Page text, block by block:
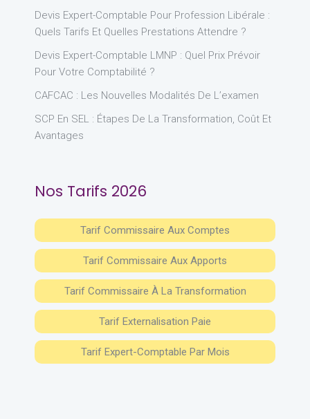
Devis Expert-Comptable Pour Profession Libérale :
Quels Tarifs Et Quelles Prestations Attendre ?
Devis Expert-Comptable LMNP : Quel Prix Prévoir
Pour Votre Comptabilité ?
CAFCAC : Les Nouvelles Modalités De L’examen
SCP En SEL : Étapes De La Transformation, Coût Et
Avantages
Nos Tarifs 2026
Tarif Commissaire Aux Comptes
Tarif Commissaire Aux Apports
Tarif Commissaire À La Transformation
Tarif Externalisation Paie
Tarif Expert-Comptable Par Mois